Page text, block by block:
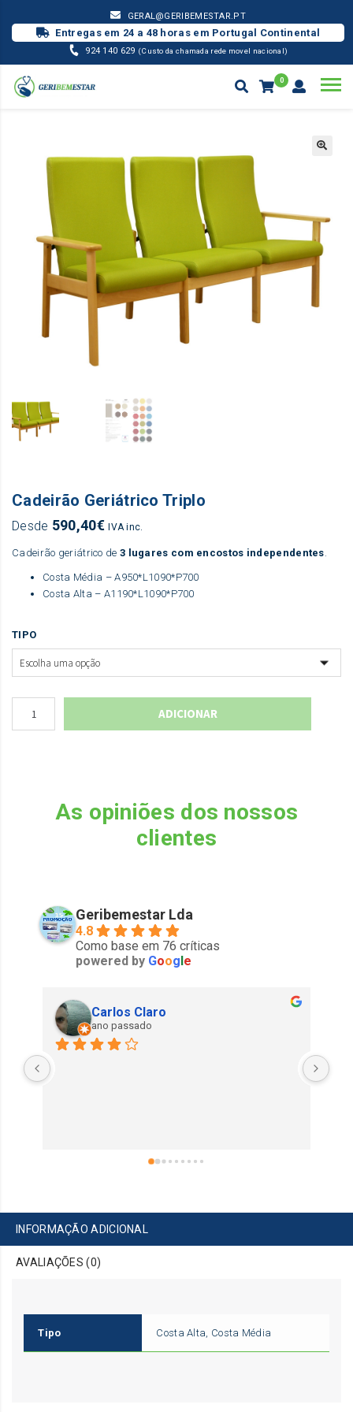
GERAL@GERIBEMESTAR.PT
Entregas em 24 a 48 horas em Portugal Continental
924 140 629 (Custo da chamada rede movel nacional)
0
GERIÁTRICO CADEIRÃO GERIÁTRICO TRIPLO
Cadeirão Geriátrico Triplo
Desde 590,40€ IVA inc.
Cadeirão geriátrico de 3 lugares com encostos independentes
Costa Média – A950*L1090*P700
Costa Alta – A1190*L1090*P700
TIPO
ADICIONAR
As opiniões dos nossos
clientes
Geribemestar Lda
4.8
Como base em 76 críticas
powered by Goog e
Carlos Claro
ano passado
INFORMAÇÃO ADICIONAL
AVALIAÇÕES (0)
Tipo Costa Alta, Costa Média